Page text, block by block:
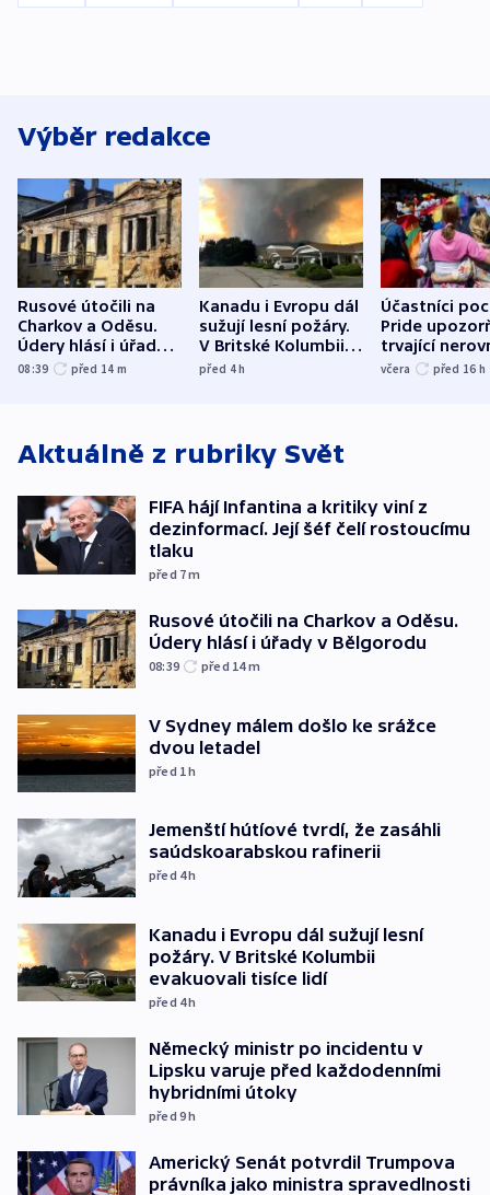
Výběr redakce
Rusové útočili na
Charkov a Oděsu.
Údery hlásí i úřady v
Bělgorodu
08:39 před 14 m
Kanadu i Evropu dál
sužují lesní požáry.
V Britské Kolumbii
evakuovali tisíce lidí
před 4h
Účastníci
Pride
trvající
včera před 16 h
Aktuálně z rubriky Svět
FIFA hájí Infantina a kritiky viní z
dezinformací. Její šéf čelí rostoucímu
tlaku
před 7m
Rusové útočili na Charkov a Oděsu.
Údery hlásí i úřady v Bělgorodu
08:39 před 14m
V Sydney málem došlo ke srážce
dvou letadel
před 1h
Jemenští hútíové tvrdí, že zasáhli
saúdskoarabskou rafinerii
před 4h
Kanadu i Evropu dál sužují lesní
požáry. V Britské Kolumbii
evakuovali tisíce lidí
před 4h
Německý ministr po incidentu v
Lipsku varuje před každodenními
hybridními útoky
před 9h
Americký Senát potvrdil Trumpova
právníka jako ministra spravedlnosti